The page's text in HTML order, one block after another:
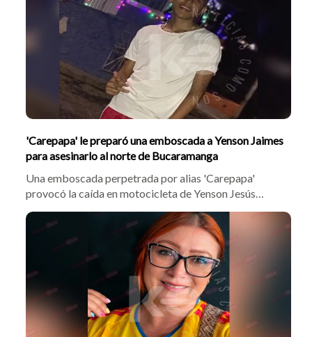
tras chocar en su motocicleta contra otro vehículo de
dos ruedas y posteriormente fue embestida por una
'Carepapa' le preparó una emboscada a Yenson Jaimes
para asesinarlo al norte de Bucaramanga
Una emboscada perpetrada por alias 'Carepapa'
provocó la caída en motocicleta de Yenson Jesús
Andrey Jaimes Meza y su primo de 17 años en la vía a
Matanza. Una vez en el suelo, la víctima recibió una
puñalada mortal en el pecho por parte del agresor,
falleciendo a los pocos minutos de ingresar al Hospital
Local del Norte.